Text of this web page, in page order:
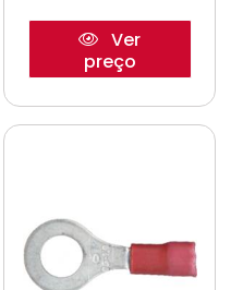
Ver
preço